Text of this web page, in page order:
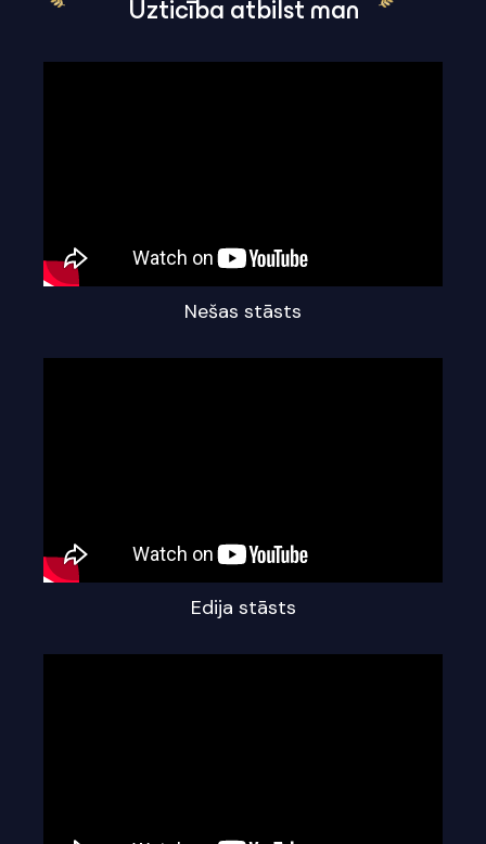
Uzticība atbilst man
Nešas stāsts
Edija stāsts